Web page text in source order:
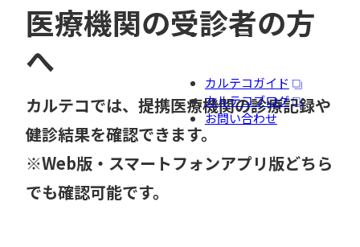
ニュース
カルテコガイド
カルテコブログ
お問い合わせ
医療機関の受診者の方
へ
カルテコでは、提携医療機関の診療記録や
健診結果を確認できます。
※Web版・スマートフォンアプリ版どちら
でも確認可能です。